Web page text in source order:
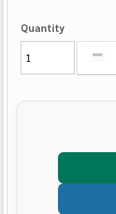
Quantity